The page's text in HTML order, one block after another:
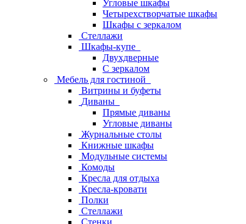
Угловые шкафы
Четырехстворчатые шкафы
Шкафы с зеркалом
Стеллажи
Шкафы-купе
Двухдверные
С зеркалом
Мебель для гостиной
Витрины и буфеты
Диваны
Прямые диваны
Угловые диваны
Журнальные столы
Книжные шкафы
Модульные системы
Комоды
Кресла для отдыха
Кресла-кровати
Полки
Стеллажи
Стенки